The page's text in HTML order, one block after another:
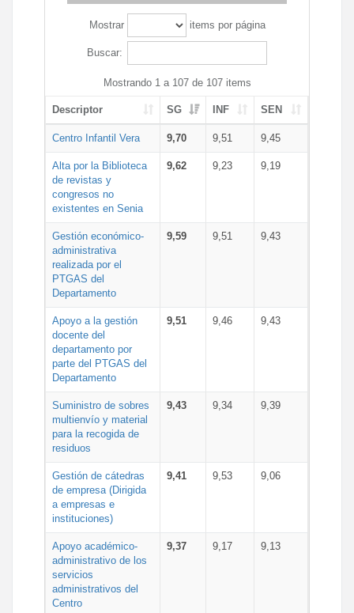
Mostrar items por página
Buscar:
Mostrando 1 a 107 de 107 items
Descriptor SG INF SEN
Centro Infantil Vera 9,70 9,51 9,45
Alta por la Biblioteca
de revistas y
congresos no
existentes en Senia
9,62 9,23 9,19
Gestión económico-
administrativa
realizada por el
PTGAS del
Departamento
9,59 9,51 9,43
Apoyo a la gestión
docente del
departamento por
parte del PTGAS del
Departamento
9,51 9,46 9,43
Suministro de sobres
multienvío y material
para la recogida de
residuos
9,43 9,34 9,39
Gestión de cátedras
de empresa (Dirigida
a empresas e
instituciones)
9,41 9,53 9,06
Apoyo académico-
administrativo de los
servicios
administrativos del
Centro
9,37 9,17 9,13